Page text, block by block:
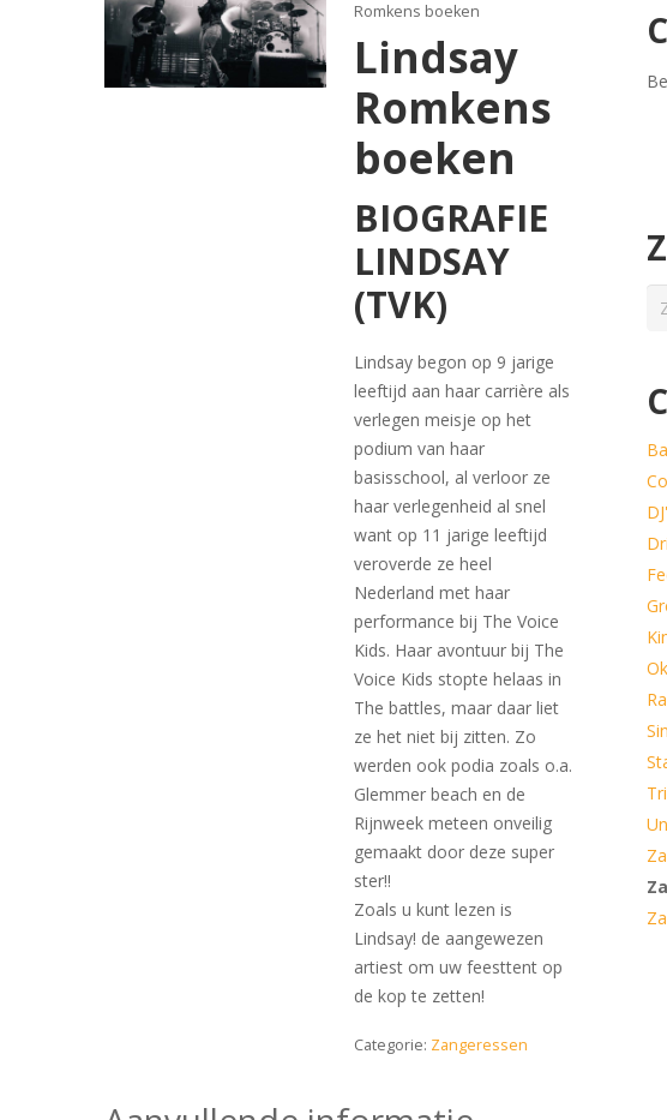
Romkens boeken
Lindsay
Romkens
boeken
BIOGRAFIE
LINDSAY
(TVK)
Lindsay begon op 9 jarige
leeftijd aan haar carrière als
verlegen meisje op het
podium van haar
basisschool, al verloor ze
haar verlegenheid al snel
want op 11 jarige leeftijd
veroverde ze heel
Nederland met haar
performance bij The Voice
Kids. Haar avontuur bij The
Voice Kids stopte helaas in
The battles, maar daar liet
ze het niet bij zitten. Zo
werden ook podia zoals o.a.
Glemmer beach en de
Rijnweek meteen onveilig
gemaakt door deze super
ster!!
Zoals u kunt lezen is
Lindsay! de aangewezen
artiest om uw feesttent op
de kop te zetten!
Categorie: Zangeressen